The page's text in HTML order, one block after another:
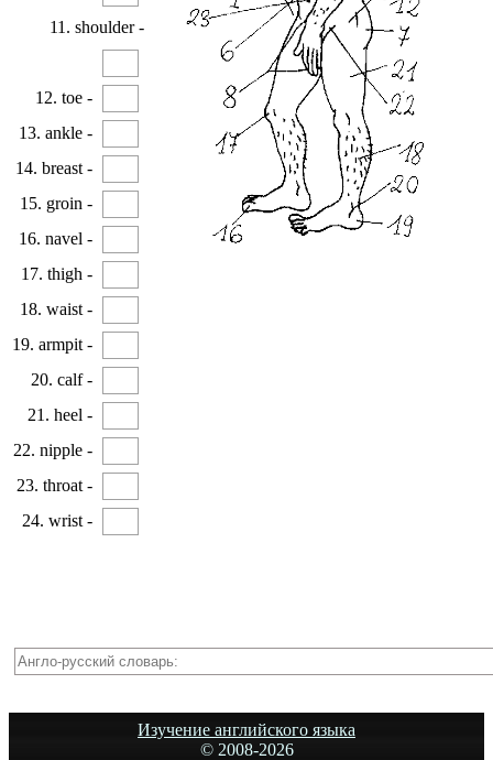
11. shoulder -
12. toe -
13. ankle -
14. breast -
15. groin -
16. navel -
17. thigh -
18. waist -
19. armpit -
20. calf -
21. heel -
22. nipple -
23. throat -
24. wrist -
Изучение английского языка
© 2008-2026